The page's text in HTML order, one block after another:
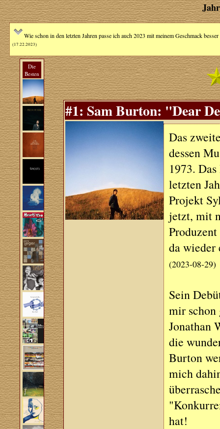
Wie schon in den letzten Jahren passe ich auch 2023 mit meinem Geschmack
(17.22.2023)
Die
Besten
#1: Sam Burton: "Dear
Das
dessen
1973.
letzten
Projekt
jetzt, mit
da wieder
(2023-08-29)
Sein
mir
Jonathan
die
Burton
mich
hat!